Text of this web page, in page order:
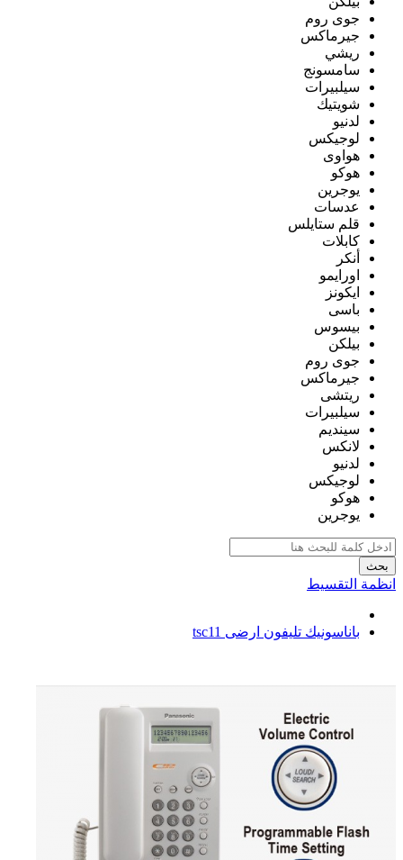
جوى روم
جيرماكس
ريشي
سامسونج
سيلبيرات
شويتيك
لدنيو
لوجيكس
هواوى
هوكو
يوجرين
عدسات
قلم ستايلس
كابلات
أنكر
اورايمو
ايكونز
باسى
بيسوس
بيلكن
جوى روم
جيرماكس
ريتشى
سيلبيرات
سينديم
لانكس
لدنيو
لوجيكس
هوكو
يوجرين
بحث
انظمة التقسيط
باناسونيك تليفون ارضى tsc11